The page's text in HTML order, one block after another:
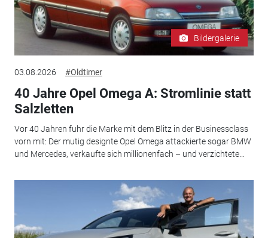
Bildergalerie
03.08.2026 #Oldtimer
40 Jahre Opel Omega A: Stromlinie statt
Salzletten
Vor 40 Jahren fuhr die Marke mit dem Blitz in der Businessclass
vorn mit: Der mutig designte Opel Omega attackierte sogar BMW
und Mercedes, verkaufte sich millionenfach – und verzichtete...